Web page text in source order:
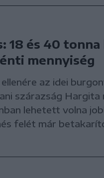
18 és 40
mennyiség
az idei
szárazság Hargita
lehetett volna
felét már